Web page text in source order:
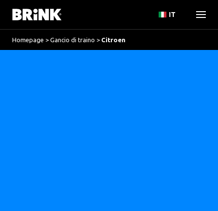
IT
Homepage > Gancio di traino > Citroen